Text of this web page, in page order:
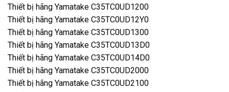
Thiết bị hãng Yamatake C35TC0UD1200
Thiết bị hãng Yamatake C35TC0UD12Y0
Thiết bị hãng Yamatake C35TC0UD1300
Thiết bị hãng Yamatake C35TC0UD13D0
Thiết bị hãng Yamatake C35TC0UD14D0
Thiết bị hãng Yamatake C35TC0UD2000
Thiết bị hãng Yamatake C35TC0UD2100